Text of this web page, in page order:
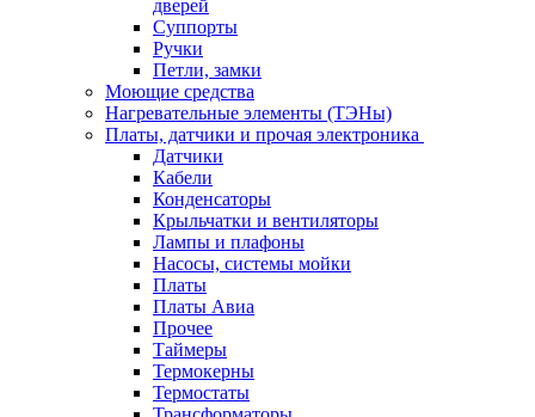
дверей
Суппорты
Ручки
Петли, замки
Моющие средства
Нагревательные элементы (ТЭНы)
Платы, датчики и прочая электроника
Датчики
Кабели
Конденсаторы
Крыльчатки и вентиляторы
Лампы и плафоны
Насосы, системы мойки
Платы
Платы Авиа
Прочее
Таймеры
Термокерны
Термостаты